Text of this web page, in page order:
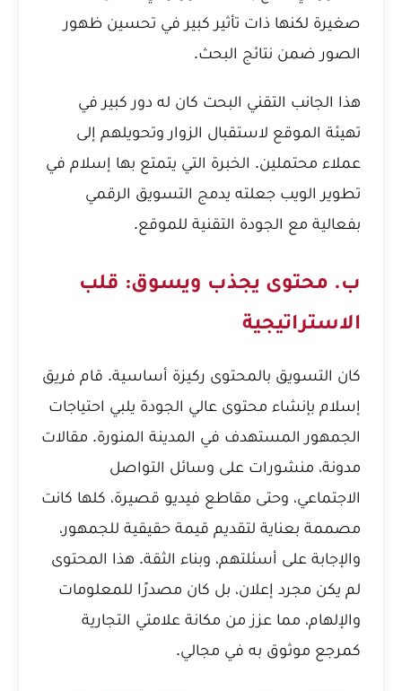
صغيرة لكنها ذات تأثير كبير في تحسين ظهور
الصور ضمن نتائج البحث.
هذا الجانب التقني البحت كان له دور كبير في
تهيئة الموقع لاستقبال الزوار وتحويلهم إلى
عملاء محتملين. الخبرة التي يتمتع بها إسلام في
تطوير الويب جعلته يدمج التسويق الرقمي
بفعالية مع الجودة التقنية للموقع.
ب. محتوى يجذب ويسوق: قلب
الاستراتيجية
كان التسويق بالمحتوى ركيزة أساسية. قام فريق
إسلام بإنشاء محتوى عالي الجودة يلبي احتياجات
الجمهور المستهدف في المدينة المنورة. مقالات
مدونة، منشورات على وسائل التواصل
الاجتماعي، وحتى مقاطع فيديو قصيرة، كلها كانت
مصممة بعناية لتقديم قيمة حقيقية للجمهور،
والإجابة على أسئلتهم، وبناء الثقة. هذا المحتوى
لم يكن مجرد إعلان، بل كان مصدرًا للمعلومات
والإلهام، مما عزز من مكانة علامتي التجارية
كمرجع موثوق به في مجالي.